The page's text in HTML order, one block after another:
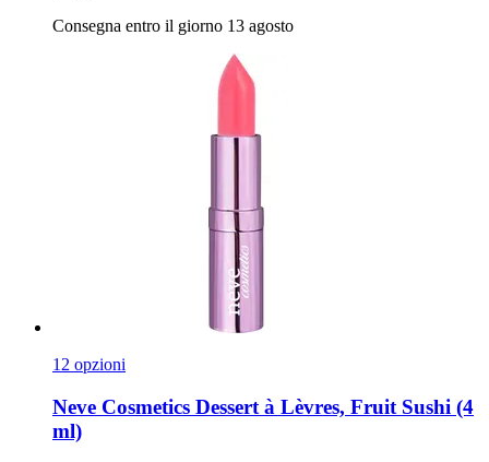
Consegna entro il giorno 13 agosto
12 opzioni
Neve Cosmetics Dessert à Lèvres, Fruit Sushi (4
ml)